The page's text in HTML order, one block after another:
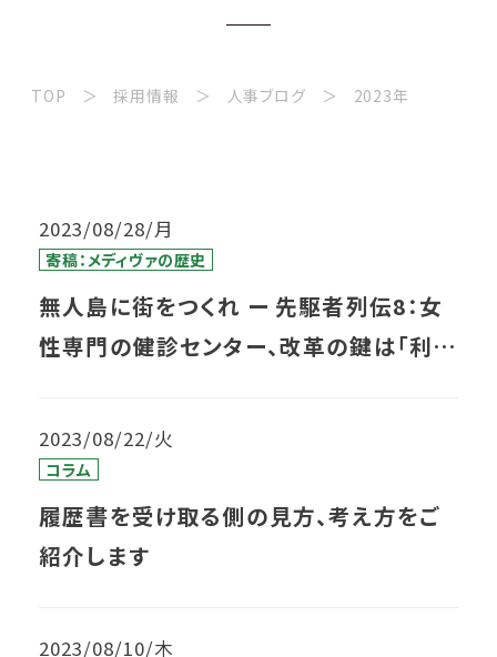
TOP 採用情報 人事ブログ 2023年
2023/08/28/月
寄稿：メディヴァの歴史
無人島に街をつくれ ー 先駆者列伝8：女
性専門の健診センター、改革の鍵は「利用
2023/08/22/火
コラム
履歴書を受け取る側の見方、考え方をご
紹介します
2023/08/10/木